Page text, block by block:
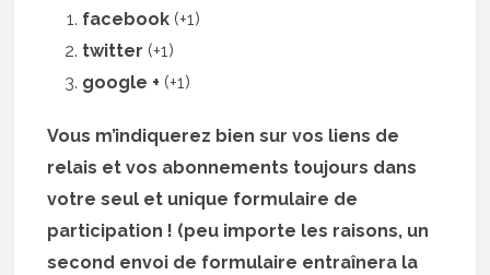
facebook (+1)
twitter (+1)
google + (+1)
Vous m’indiquerez bien sur vos liens de
relais et vos abonnements toujours dans
votre seul et unique formulaire de
participation ! (peu importe les raisons, un
second envoi de formulaire entraînera la